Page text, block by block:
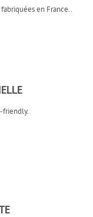
en France..
friendly.